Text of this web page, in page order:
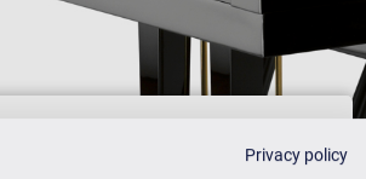
Privacy policy